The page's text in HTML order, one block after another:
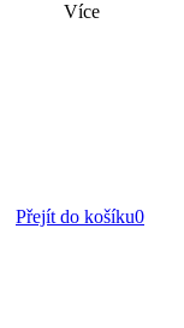
Více
Přejít do košíku0